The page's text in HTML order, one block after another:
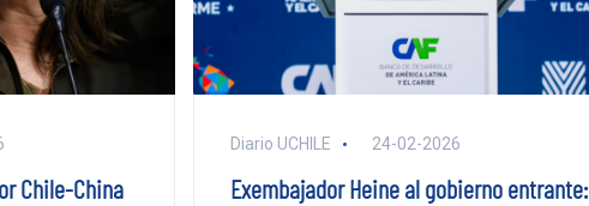
Chile-China
Diario UCHILE 24-02-2026
Exembajador Heine al gobierno entrante: